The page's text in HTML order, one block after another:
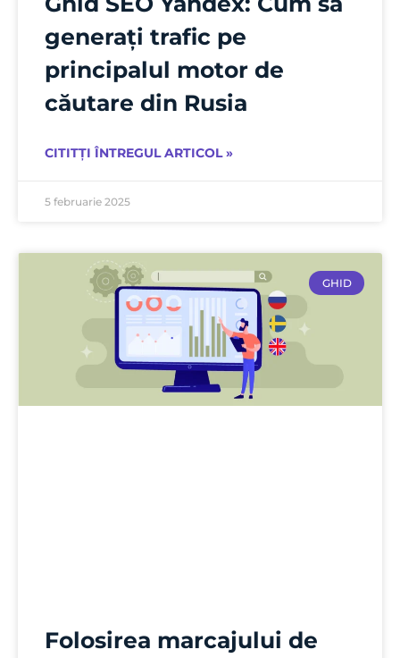
generați trafic pe
principalul motor de
căutare din Rusia
CITITȚI ÎNTREGUL ARTICOL »
5 februarie 2025
GHID
Folosirea marcajului de